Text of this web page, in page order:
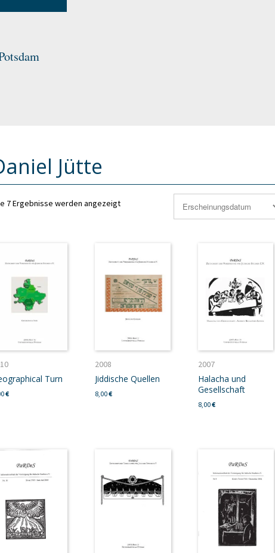
Jütte
7 Ergebnisse werden angezeigt
Turn
€
2008
Jiddische Quellen
8,00€
2007
Halacha und
Gesellschaft
8,00€